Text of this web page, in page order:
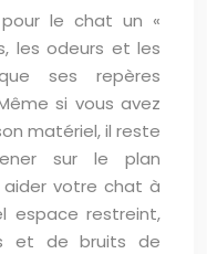
le chat un «
les odeurs et les
ses repères
si vous avez
matériel, il reste
sur le plan
votre chat à
espace restreint,
et de bruits de